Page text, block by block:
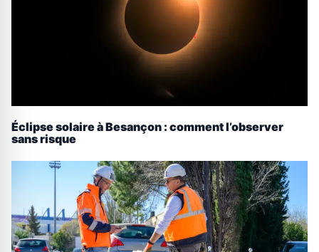
Éclipse solaire à Besançon : comment l’observer
sans risque